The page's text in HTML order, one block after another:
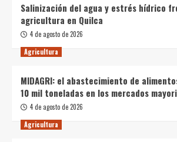
Salinización del agua y estrés hídrico
agricultura en Quilca
4 de agosto de 2026
Agricultura
MIDAGRI: el abastecimiento de
10 mil toneladas en los mercados
4 de agosto de 2026
Agricultura